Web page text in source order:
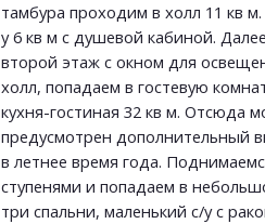
тамбура проходим в холл 11 кв
у 6 кв м с душевой кабиной.
второй этаж с окном для
холл, попадаем в гостевую
кухня-гостиная 32 кв м. Отсюда
предусмотрен дополнительный
в летнее время года.
ступенями и попадаем в
три спальни, маленький с/у с